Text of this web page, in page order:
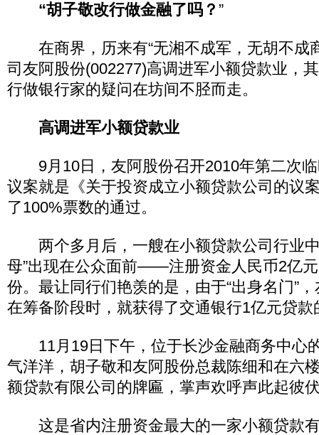
“胡子敬改行做金融了吗？ ”
在商界，历来有“无湘不成军，无胡不成
司友阿股份(002277)高调进军小额贷款业，
行做银行家的疑问在坊间不胫而走。
高调进军小额贷款业
9月10日，友阿股份召开2010年第二次临
议案就是《关于投资成立小额贷款公司的议
了100%票数的通过。
两个多月后，一艘在小额贷款公司行业中
母”出现在公众面前——注册资金人民币2亿
份。最让同行们艳羡的是，由于“出身名门”
在筹备阶段时，就获得了交通银行1亿元贷款
11月19日下午，位于长沙金融商务中心
气洋洋，胡子敬和友阿股份总裁陈细和在六
额贷款有限公司的牌匾，掌声欢呼声此起彼
这是省内注册资金最大的一家小额贷款